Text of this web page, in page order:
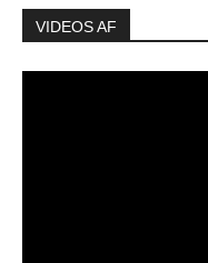
VIDEOS AF